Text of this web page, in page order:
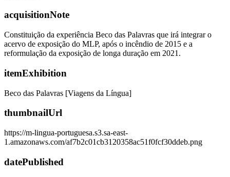
acquisitionNote
Constituição da experiência Beco das Palavras que irá integrar o
acervo de exposição do MLP, após o incêndio de 2015 e a
reformulação da exposição de longa duração em 2021.
itemExhibition
Beco das Palavras [Viagens da Língua]
thumbnailUrl
https://m-lingua-portuguesa.s3.sa-east-
1.amazonaws.com/af7b2c01cb3120358ac51f0fcf30ddeb.png
datePublished